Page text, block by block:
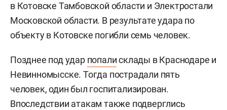
в Котовске Тамбовской области и Электростали
Московской области. В результате удара по
объекту в Котовске погибли семь человек.
Позднее под удар попалисклады в Краснодаре и
Невинномысске. Тогда пострадали пять
человек, один был госпитализирован.
Впоследствии атакам также подверглись